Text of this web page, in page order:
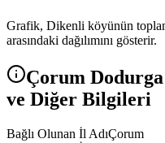
Grafik, Dikenli köyünün
arasındaki dağılımını gösterir.
Çorum Dodurga
ve Diğer Bilgileri
Bağlı Olunan İl AdıÇorum